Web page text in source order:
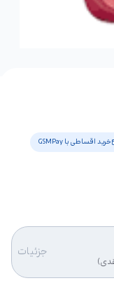
خرید اقساطی با GSMPay
جزئیات